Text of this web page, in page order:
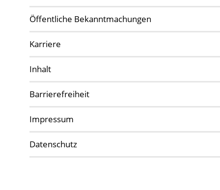
Öffentliche Bekanntmachungen
Karriere
Inhalt
Barrierefreiheit
Impressum
Datenschutz